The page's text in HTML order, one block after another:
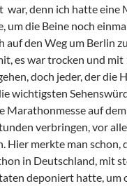
denn ich hatte
um die Beine noch
den Weg um Berlin
es war trocken und
doch jeder, der
wichtigsten
Marathonmesse auf
verbringen, vor
merkte man schon,
in Deutschland, mit
deponiert hatte, um